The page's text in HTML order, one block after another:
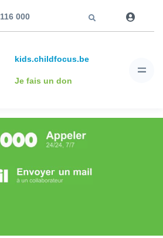
116 000
kids.childfocus.be
Je fais un don